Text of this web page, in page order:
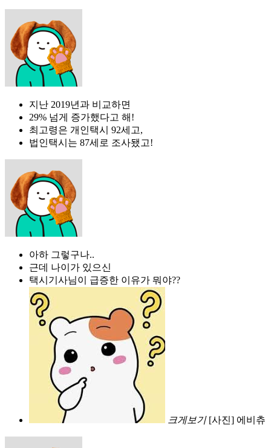
지난 2019년과 비교하면
29% 넘게 증가했다고 해!
최고령은 개인택시 92세고,
법인택시는 87세로 조사됐고!
아하 그렇구나..
근데 나이가 있으신
택시기사님이 급증한 이유가 뭐야??
크게보기 [사진] 에비츄